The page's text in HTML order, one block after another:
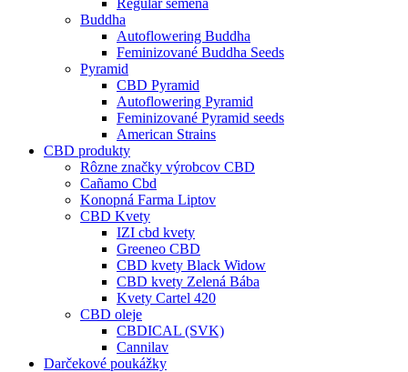
Regular semená
Buddha
Autoflowering Buddha
Feminizované Buddha Seeds
Pyramid
CBD Pyramid
Autoflowering Pyramid
Feminizované Pyramid seeds
American Strains
CBD produkty
Rôzne značky výrobcov CBD
Cañamo Cbd
Konopná Farma Liptov
CBD Kvety
IZI cbd kvety
Greeneo CBD
CBD kvety Black Widow
CBD kvety Zelená Bába
Kvety Cartel 420
CBD oleje
CBDICAL (SVK)
Cannilav
Darčekové poukážky